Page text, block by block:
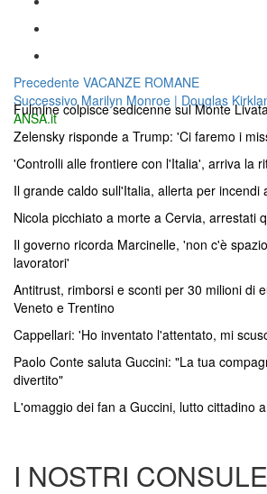
Navigazione
articoli
Precedente Articolo
precedente:
VACANZE ROMANE
Successivo Articolo
successivo:
Marilyn Monroe | Douglas
ANSA.it
Fulmine colpisce sedicenne sul Monte
Zelensky risponde a Trump: 'Ci faremo i
'Controlli alle frontiere con l'Italia', arriva la
Il grande caldo sull'Italia, allerta per incendi
Nicola picchiato a morte a Cervia, arrestati
Il governo ricorda Marcinelle, 'non c'è
lavoratori'
Antitrust, rimborsi e sconti per 30 milioni di
Veneto e Trentino
Cappellari: 'Ho inventato l'attentato, mi
Paolo Conte saluta Guccini: "La tua
divertito"
L'omaggio dei fan a Guccini, lutto cittadino
I NOSTRI